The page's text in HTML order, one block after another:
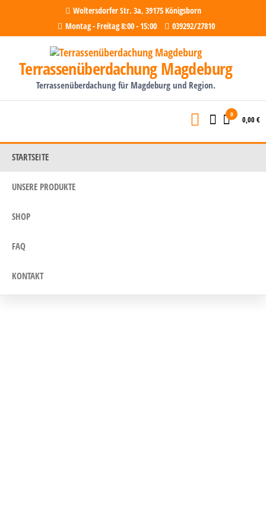
Woltersdorfer Str. 3a, 39175 Königsborn
Montag - Freitag 8:00 - 15:00
039292/27810
Terrassenüberdachung Magdeburg
Terrassenüberdachung für Magdeburg und Region.
0
0,00 €
STARTSEITE
UNSERE PRODUKTE
SHOP
FAQ
KONTAKT